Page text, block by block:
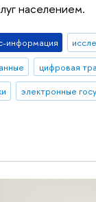
населением.
информация
цифровая
электронные